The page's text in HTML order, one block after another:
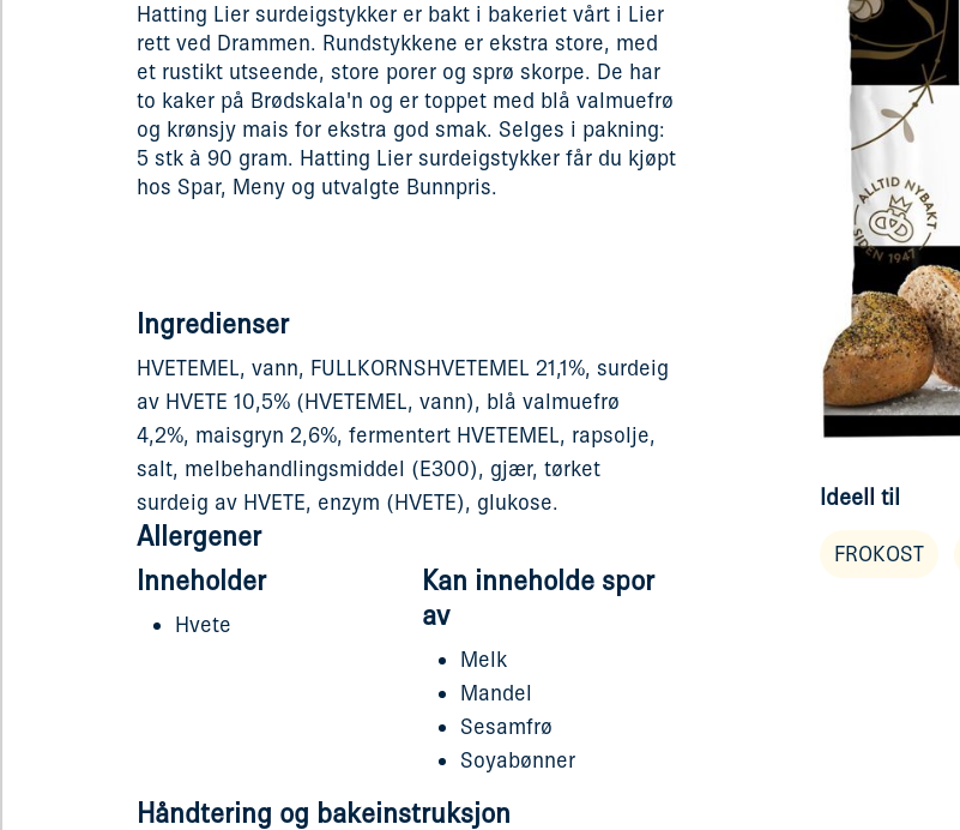
Hatting Lier surdeigstykker er bakt i bakeriet vårt i Lier
rett ved Drammen. Rundstykkene er ekstra store, med
et rustikt utseende, store porer og sprø skorpe. De har
to kaker på Brødskala'n og er toppet med blå valmuefrø
og krønsjy mais for ekstra god smak. Selges i pakning:
5 stk à 90 gram. Hatting Lier surdeigstykker får du kjøpt
hos Spar, Meny og utvalgte Bunnpris.
Ingredienser
HVETEMEL, vann, FULLKORNSHVETEMEL 21,1%, surdeig
av HVETE 10,5% (HVETEMEL, vann), blå valmuefrø
4,2%, maisgryn 2,6%, fermentert HVETEMEL, rapsolje,
salt, melbehandlingsmiddel (E300), gjær, tørket
surdeig av HVETE, enzym (HVETE), glukose.
Allergener
Inneholder
Hvete
Kan inneholde spor
av
Melk
Mandel
Sesamfrø
Soyabønner
Håndtering og bakeinstruksjon
Ideell til
FROKOST